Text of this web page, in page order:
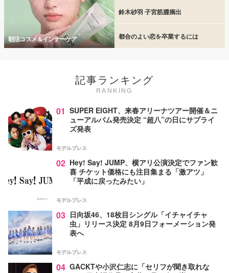
朝活コスメ＆インナーケア
鈴木砂羽 子宮筋腫摘出
都合のよい恋を卒業するには
記事ランキング
RANKING
01 SUPER EIGHT、来春アリーナツアー開催＆ニ
ューアルバム発売決定 “超八”の日にサプライ
ズ発表
モデルプレス
02 Hey! Say! JUMP、横アリ公演決定でファン歓
喜 チケット価格にも注目集まる「激アツ」
「平成に戻ったみたい」
モデルプレス
03 日向坂46、18枚目シングル「イチャイチャ
虫」リリース決定 8月9日フォーメーション発
表へ
モデルプレス
04 GACKTや小沢仁志に「セリフが聞き取れな